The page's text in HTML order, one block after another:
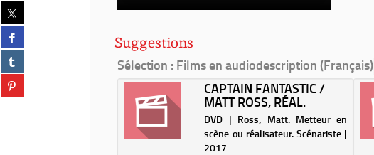
Partager
sur
twitter
(Nouvelle
fenêtre)
Partager
sur
facebook
(Nouvelle
fenêtre)
Partager
sur
tumblr
(Nouvelle
Partager
sur
Suggestions
Sélection : Films en audiodescription (Français)
CAPTAIN FANTASTIC /
MATT ROSS, RÉAL.
DVD | Ross, Matt. Metteur en
scène ou réalisateur. Scénariste |
2017